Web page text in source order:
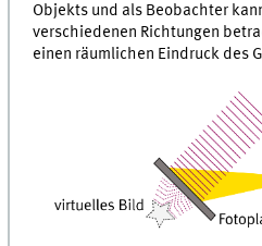
Objekts und als Beobachter
verschiedenen Richtungen
einen räumlichen Eindruck des